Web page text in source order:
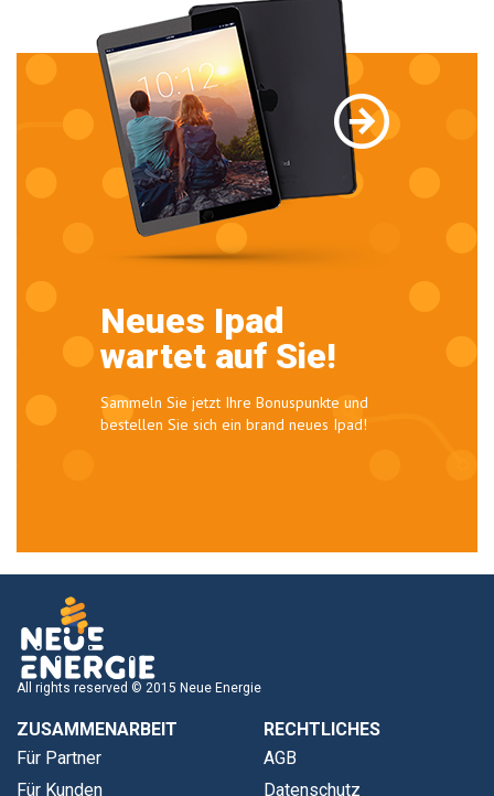
Neues Ipad
wartet auf Sie!
Sammeln Sie jetzt Ihre Bonuspunkte und
bestellen Sie sich ein brand neues Ipad!
All rights reserved © 2015 Neue Energie
ZUSAMMENARBEIT
Für Partner
Für Kunden
RECHTLICHES
AGB
Datenschutz